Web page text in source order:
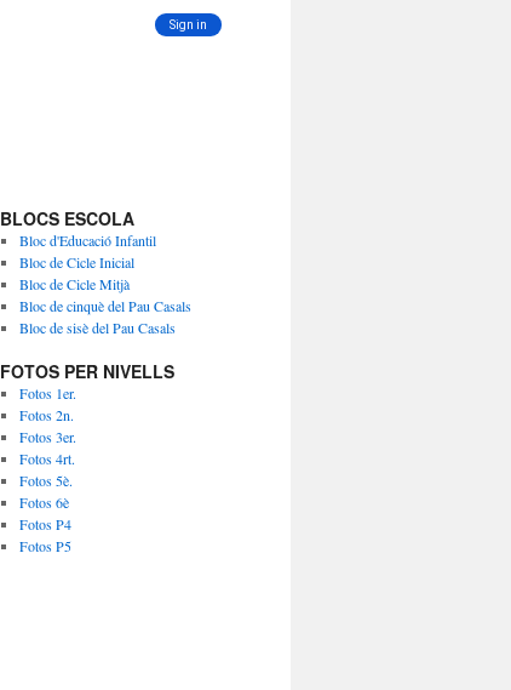
BLOCS ESCOLA
Bloc d'Educació Infantil
Bloc de Cicle Inicial
Bloc de Cicle Mitjà
Bloc de cinquè del Pau Casals
Bloc de sisè del Pau Casals
FOTOS PER NIVELLS
Fotos 1er.
Fotos 2n.
Fotos 3er.
Fotos 4rt.
Fotos 5è.
Fotos 6è
Fotos P4
Fotos P5